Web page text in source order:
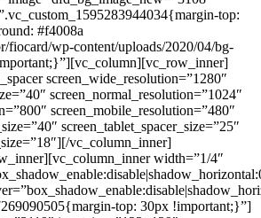
top:
#f4008a
fiocard/wp-content/uploads/2020/04/bg-
screen_wide_resolution=”1280″
screen_normal_resolution=”1024″
screen_mobile_resolution=”480″
screen_tablet_spacer_size=”25″
vc_column_inner]
width=”1/4″
top: 30px !important;}”]